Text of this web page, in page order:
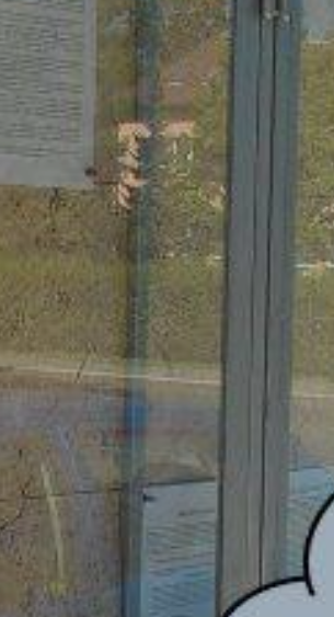
PŘELOŽKA I/12 A STAVBA 511
PŘEVZATÉ ZPRÁVY Z ÚŘADU MČ PRAHA 21
SKAUTSKÁ KLUBOVNA
ŠKOLY A ŠKOLSTVÍ
SOCIÁLNÍ PROJEKTY A POMOC